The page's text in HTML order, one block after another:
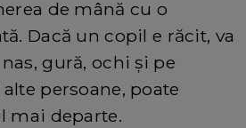
de mână cu o
Dacă un copil e răcit, va
gură, ochi și pe
persoane, poate
mai departe.